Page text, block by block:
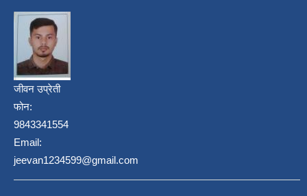
जीवन उप्रेती
फोन:
9843341554
Email:
jeevan1234599@gmail.com